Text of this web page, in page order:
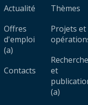
Actualité
Offres
d'emploi
(a)
Contacts
Thèmes
Projets et
Recherche
et
(a)